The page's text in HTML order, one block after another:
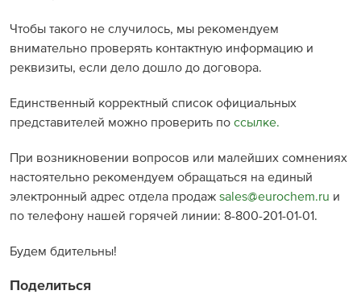
Чтобы такого не случилось, мы рекомендуем
внимательно проверять контактную информацию и
реквизиты, если дело дошло до договора.
Единственный корректный список официальных
представителей можно проверить по ссылке.
При возникновении вопросов или малейших сомнениях
настоятельно рекомендуем обращаться на единый
электронный адрес отдела продаж sales@eurochem.ru и
по телефону нашей горячей линии: 8-800-201-01-01.
Будем бдительны!
Поделиться